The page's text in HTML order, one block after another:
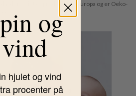
Tøjet er produceret i Europa og er Oeko-
og
vind
hjulet og vind
procenter på